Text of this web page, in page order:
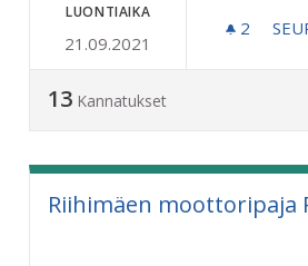
LUONTIAIKA
21.09.2021
2 2
13 Kannatukset
Riihimäen moottoripaja